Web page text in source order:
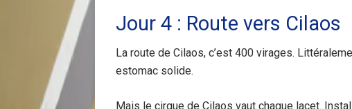
Jour 4 : Route vers Cilaos
La route de Cilaos, c’est 400 virages.
estomac solide.
Mais le cirque de Cilaos vaut chaque lacet.